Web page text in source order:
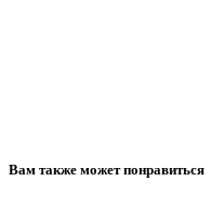
Вам также может понравиться